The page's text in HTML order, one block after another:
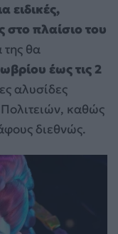
ειδικές,
πλαίσιο του
θα
έως τις 2
αλυσίδες
καθώς
διεθνώς.